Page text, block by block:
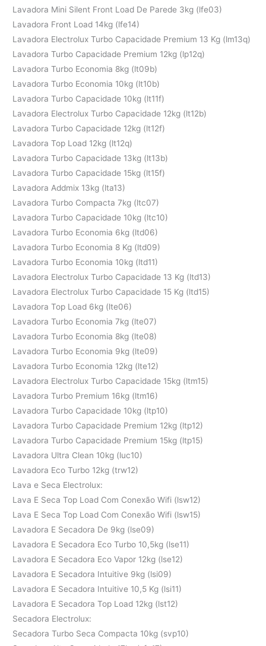
Lavadora Mini Silent Front Load De Parede 3kg (lfe03)
Lavadora Front Load 14kg (lfe14)
Lavadora Electrolux Turbo Capacidade Premium 13 Kg (lm13q)
Lavadora Turbo Capacidade Premium 12kg (lp12q)
Lavadora Turbo Economia 8kg (lt09b)
Lavadora Turbo Economia 10kg (lt10b)
Lavadora Turbo Capacidade 10kg (lt11f)
Lavadora Electrolux Turbo Capacidade 12kg (lt12b)
Lavadora Turbo Capacidade 12kg (lt12f)
Lavadora Top Load 12kg (lt12q)
Lavadora Turbo Capacidade 13kg (lt13b)
Lavadora Turbo Capacidade 15kg (lt15f)
Lavadora Addmix 13kg (lta13)
Lavadora Turbo Compacta 7kg (ltc07)
Lavadora Turbo Capacidade 10kg (ltc10)
Lavadora Turbo Economia 6kg (ltd06)
Lavadora Turbo Economia 8 Kg (ltd09)
Lavadora Turbo Economia 10kg (ltd11)
Lavadora Electrolux Turbo Capacidade 13 Kg (ltd13)
Lavadora Electrolux Turbo Capacidade 15 Kg (ltd15)
Lavadora Top Load 6kg (lte06)
Lavadora Turbo Economia 7kg (lte07)
Lavadora Turbo Economia 8kg (lte08)
Lavadora Turbo Economia 9kg (lte09)
Lavadora Turbo Economia 12kg (lte12)
Lavadora Electrolux Turbo Capacidade 15kg (ltm15)
Lavadora Turbo Premium 16kg (ltm16)
Lavadora Turbo Capacidade 10kg (ltp10)
Lavadora Turbo Capacidade Premium 12kg (ltp12)
Lavadora Turbo Capacidade Premium 15kg (ltp15)
Lavadora Ultra Clean 10kg (luc10)
Lavadora Eco Turbo 12kg (trw12)
Lava e Seca Electrolux:
Lava E Seca Top Load Com Conexão Wifi (lsw12)
Lava E Seca Top Load Com Conexão Wifi (lsw15)
Lavadora E Secadora De 9kg (lse09)
Lavadora E Secadora Eco Turbo 10,5kg (lse11)
Lavadora E Secadora Eco Vapor 12kg (lse12)
Lavadora E Secadora Intuitive 9kg (lsi09)
Lavadora E Secadora Intuitive 10,5 Kg (lsi11)
Lavadora E Secadora Top Load 12kg (lst12)
Secadora Electrolux:
Secadora Turbo Seca Compacta 10kg (svp10)